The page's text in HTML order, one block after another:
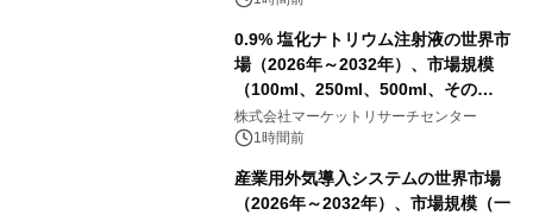
0.9% 塩化ナトリウム注射液の世界市
場（2026年～2032年）、市場規模
（100ml、250ml、500ml、その
他）・分析レポートを発表
株式会社マーケットリサーチセンター
1時間前
産業用外気導入システムの世界市場
（2026年～2032年）、市場規模（一